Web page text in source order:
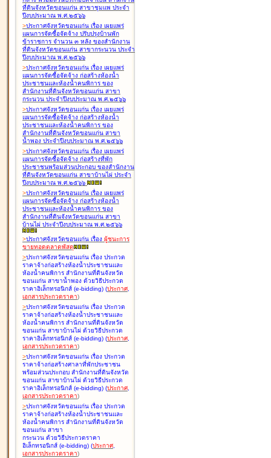
ที่ดินจังหวัดขอนแก่น สาขาชุมแพ ประจำ
ปีงบประมาณ พ.ศ.๒๕๖๖
>ประกาศจังหวัดขอนแก่น เรื่อง เผยแพร่
แผนการจัดซื้อจัดจ้าง ปรับปรุงบ้านพัก
ข้าราชการ จำนวน ๓ หลัง ของสำนักงาน
ที่ดินจังหวัดขอนแก่น สาขากระนวน ประจำ
ปีงบประมาณ พ.ศ.๒๕๖๖
>ประกาศจังหวัดขอนแก่น เรื่อง เผยแพร่
แผนการจัดซื้อจัดจ้าง ก่อสร้างห้องน้ำ
ประชาชนและห้องน้ำคนพิการ ของ
สำนักงานที่ดินจังหวัดขอนแก่น สาขา
กระนวน ประจำปีงบประมาณ พ.ศ.๒๕๖๖
>ประกาศจังหวัดขอนแก่น เรื่อง เผยแพร่
แผนการจัดซื้อจัดจ้าง ก่อสร้างห้องน้ำ
ประชาชนและห้องน้ำคนพิการ ของ
สำนักงานที่ดินจังหวัดขอนแก่น สาขา
น้ำพอง ประจำปีงบประมาณ พ.ศ.๒๕๖๖
>ประกาศจังหวัดขอนแก่น เรื่อง เผยแพร่
แผนการจัดซื้อจัดจ้าง ก่อสร้างที่พัก
ประชาชนพร้อมส่วนประกอบ ของสำนักงาน
ที่ดินจังหวัดขอนแก่น สาขาบ้านไผ่ ประจำ
ปีงบประมาณ พ.ศ.๒๕๖๖
>ประกาศจังหวัดขอนแก่น เรื่อง เผยแพร่
แผนการจัดซื้อจัดจ้าง ก่อสร้างห้องน้ำ
ประชาชนและห้องน้ำคนพิการ ของ
สำนักงานที่ดินจังหวัดขอนแก่น สาขา
บ้านไผ่ ประจำปีงบประมาณ พ.ศ.๒๕๖๖
>ประกาศจังหวัดขอนแก่น เรื่อง ผู้ชนะการ
ขายทอดตลาดพัสดุ
>ประกาศจังหวัดขอนแก่น เรื่อง ประกวด
ราคาจ้างก่อสร้างห้องน้ำประชาชนและ
ห้องน้ำคนพิการ สำนักงานที่ดินจังหวัด
ขอนแก่น สาขาน้ำพอง ด้วยวิธีประกวด
ราคาอิเล็กทรอนิกส์ (e-bidding) (ประกาศ,
เอกสารประกวดราคา)
>ประกาศจังหวัดขอนแก่น เรื่อง ประกวด
ราคาจ้างก่อสร้างห้องน้ำประชาชนและ
ห้องน้ำคนพิการ สำนักงานที่ดินจังหวัด
ขอนแก่น สาขาบ้านไผ่ ด้วยวิธีประกวด
ราคาอิเล็กทรอนิกส์ (e-bidding) (ประกาศ,
เอกสารประกวดราคา)
>ประกาศจังหวัดขอนแก่น เรื่อง ประกวด
ราคาจ้างก่อสร้างศาลาที่พักประชาชน
พร้อมส่วนประกอบ สำนักงานที่ดินจังหวัด
ขอนแก่น สาขาบ้านไผ่ ด้วยวิธีประกวด
ราคาอิเล็กทรอนิกส์ (e-bidding) (ประกาศ,
เอกสารประกวดราคา)
>ประกาศจังหวัดขอนแก่น เรื่อง ประกวด
ราคาจ้างก่อสร้างห้องน้ำประชาชนและ
ห้องน้ำคนพิการ สำนักงานที่ดินจังหวัด
ขอนแก่น สาขา
กระนวน ด้วยวิธีประกวดราคา
อิเล็กทรอนิกส์ (e-bidding) (ประกาศ,
เอกสารประกวดราคา)